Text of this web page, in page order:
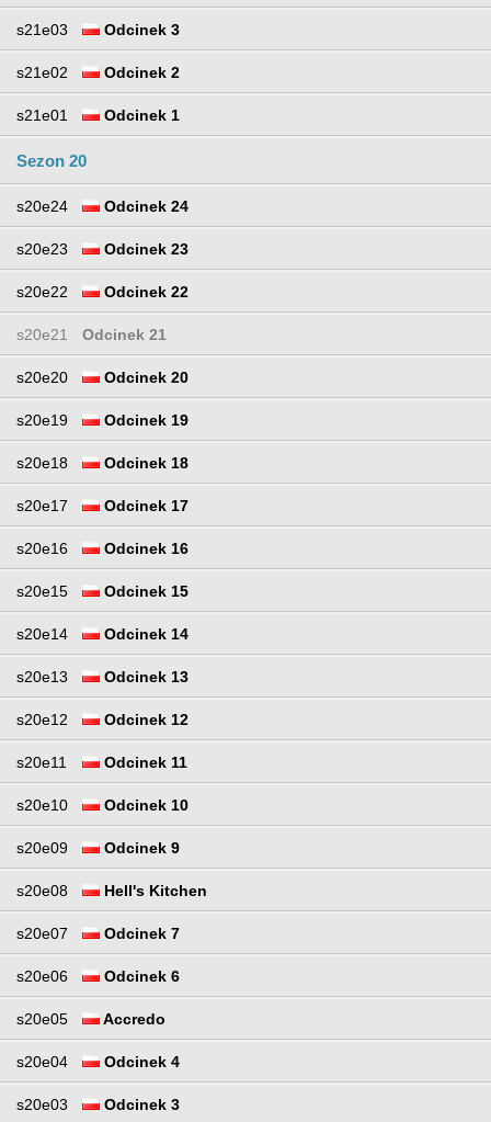
s21e03 Odcinek 3
s21e02 Odcinek 2
s21e01 Odcinek 1
Sezon 20
s20e24 Odcinek 24
s20e23 Odcinek 23
s20e22 Odcinek 22
s20e21 Odcinek 21
s20e20 Odcinek 20
s20e19 Odcinek 19
s20e18 Odcinek 18
s20e17 Odcinek 17
s20e16 Odcinek 16
s20e15 Odcinek 15
s20e14 Odcinek 14
s20e13 Odcinek 13
s20e12 Odcinek 12
s20e11 Odcinek 11
s20e10 Odcinek 10
s20e09 Odcinek 9
s20e08 Hell's Kitchen
s20e07 Odcinek 7
s20e06 Odcinek 6
s20e05 Accredo
s20e04 Odcinek 4
s20e03 Odcinek 3